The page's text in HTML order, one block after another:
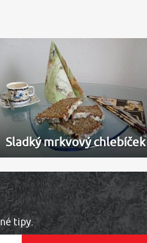
Sladký mrkvový chlebíček
tipy.